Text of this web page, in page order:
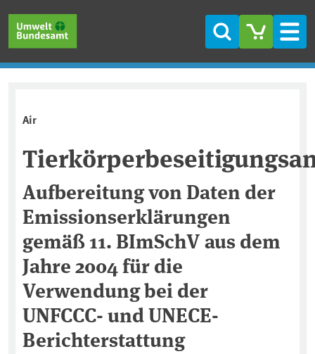
Search
Air
Aufbereitung von Daten der
Emissionserklärungen
gemäß 11. BImSchV aus dem
Jahre 2004 für die
Verwendung bei der
UNFCCC- und UNECE-
Berichterstattung